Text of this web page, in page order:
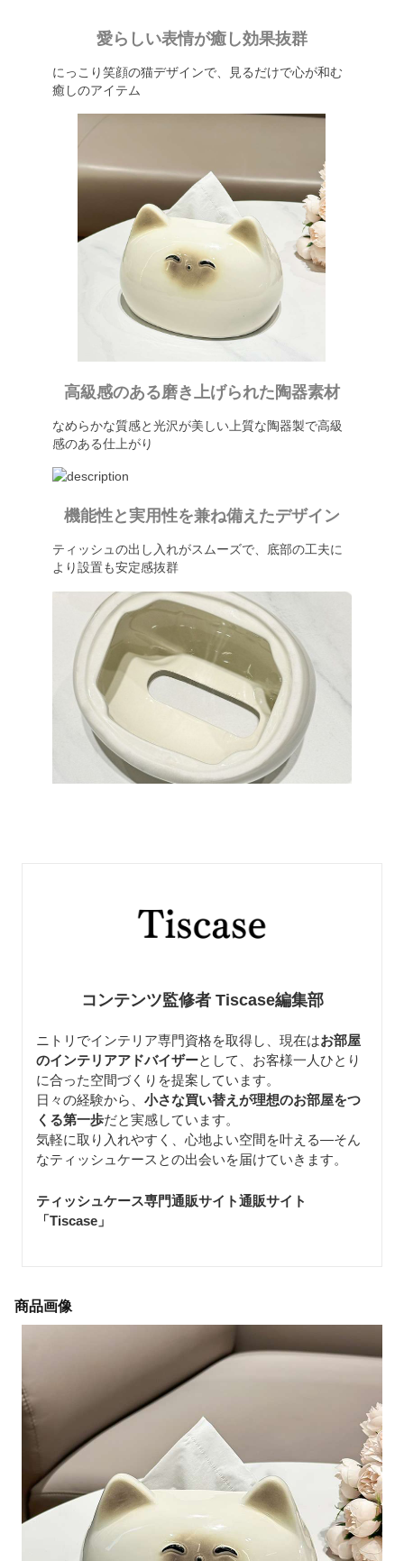
愛らしい表情が癒し効果抜群
にっこり笑顔の猫デザインで、見るだけで心が和む
癒しのアイテム
高級感のある磨き上げられた陶器素材
なめらかな質感と光沢が美しい上質な陶器製で高級
感のある仕上がり
機能性と実用性を兼ね備えたデザイン
ティッシュの出し入れがスムーズで、底部の工夫に
より設置も安定感抜群
コンテンツ監修者 Tiscase編集部
ニトリでインテリア専門資格を取得し、現在はお部屋
のインテリアアドバイザーとして、お客様一人ひとり
に合った空間づくりを提案しています。
日々の経験から、 小さな買い替えが理想のお部屋をつ
くる第一歩だと実感しています。
気軽に取り入れやすく、心地よい空間を叶える—そん
なティッシュケースとの出会いを届けていきます。
ティッシュケース専門通販サイト通販サイト
「Tiscase 」
商品画像